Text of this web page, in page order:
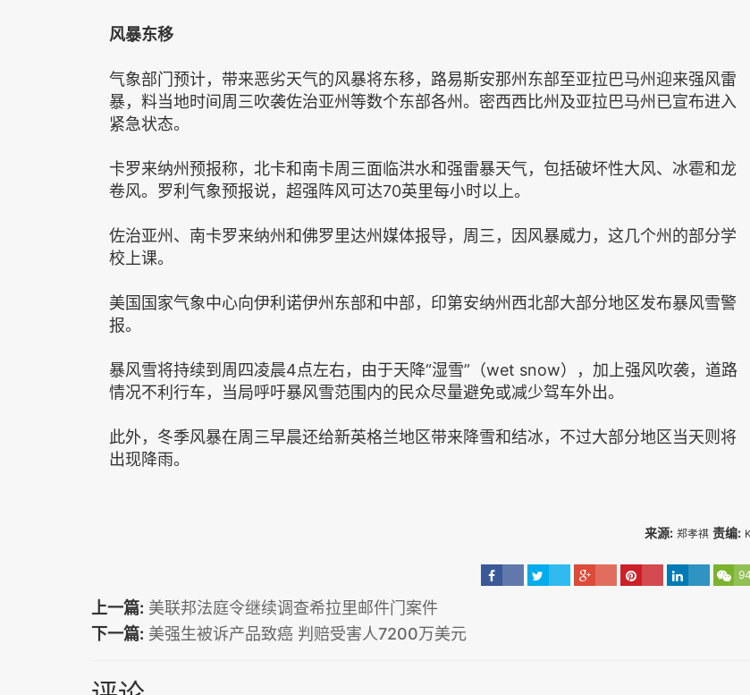
风暴东移
气象部门预计，带来恶劣天气的风暴将东移，路易斯安那州东部至亚拉巴马州迎来强风雷
暴，料当地时间周三吹袭佐治亚州等数个东部各州。密西西比州及亚拉巴马州已宣布进入
紧急状态。
卡罗来纳州预报称，北卡和南卡周三面临洪水和强雷暴天气，包括破坏性大风、冰雹和龙
卷风。罗利气象预报说，超强阵风可达70英里每小时以上。
佐治亚州、南卡罗来纳州和佛罗里达州媒体报导，周三，因风暴威力，这几个州的部分学
校上课。
美国国家气象中心向伊利诺伊州东部和中部，印第安纳州西北部大部分地区发布暴风雪警
报。
暴风雪将持续到周四凌晨4点左右，由于天降“湿雪”（wet snow），加上强风吹袭，道路
情况不利行车，当局呼吁暴风雪范围内的民众尽量避免或减少驾车外出。
此外，冬季风暴在周三早晨还给新英格兰地区带来降雪和结冰，不过大部分地区当天则将
出现降雨。
来源: 郑孝祺 责编:
94
上一篇: 美联邦法庭令继续调查希拉里邮件门案件
下一篇: 美强生被诉产品致癌 判赔受害人7200万美元